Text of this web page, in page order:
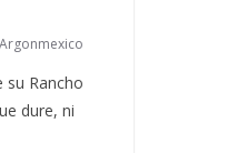
su Rancho
dure, ni